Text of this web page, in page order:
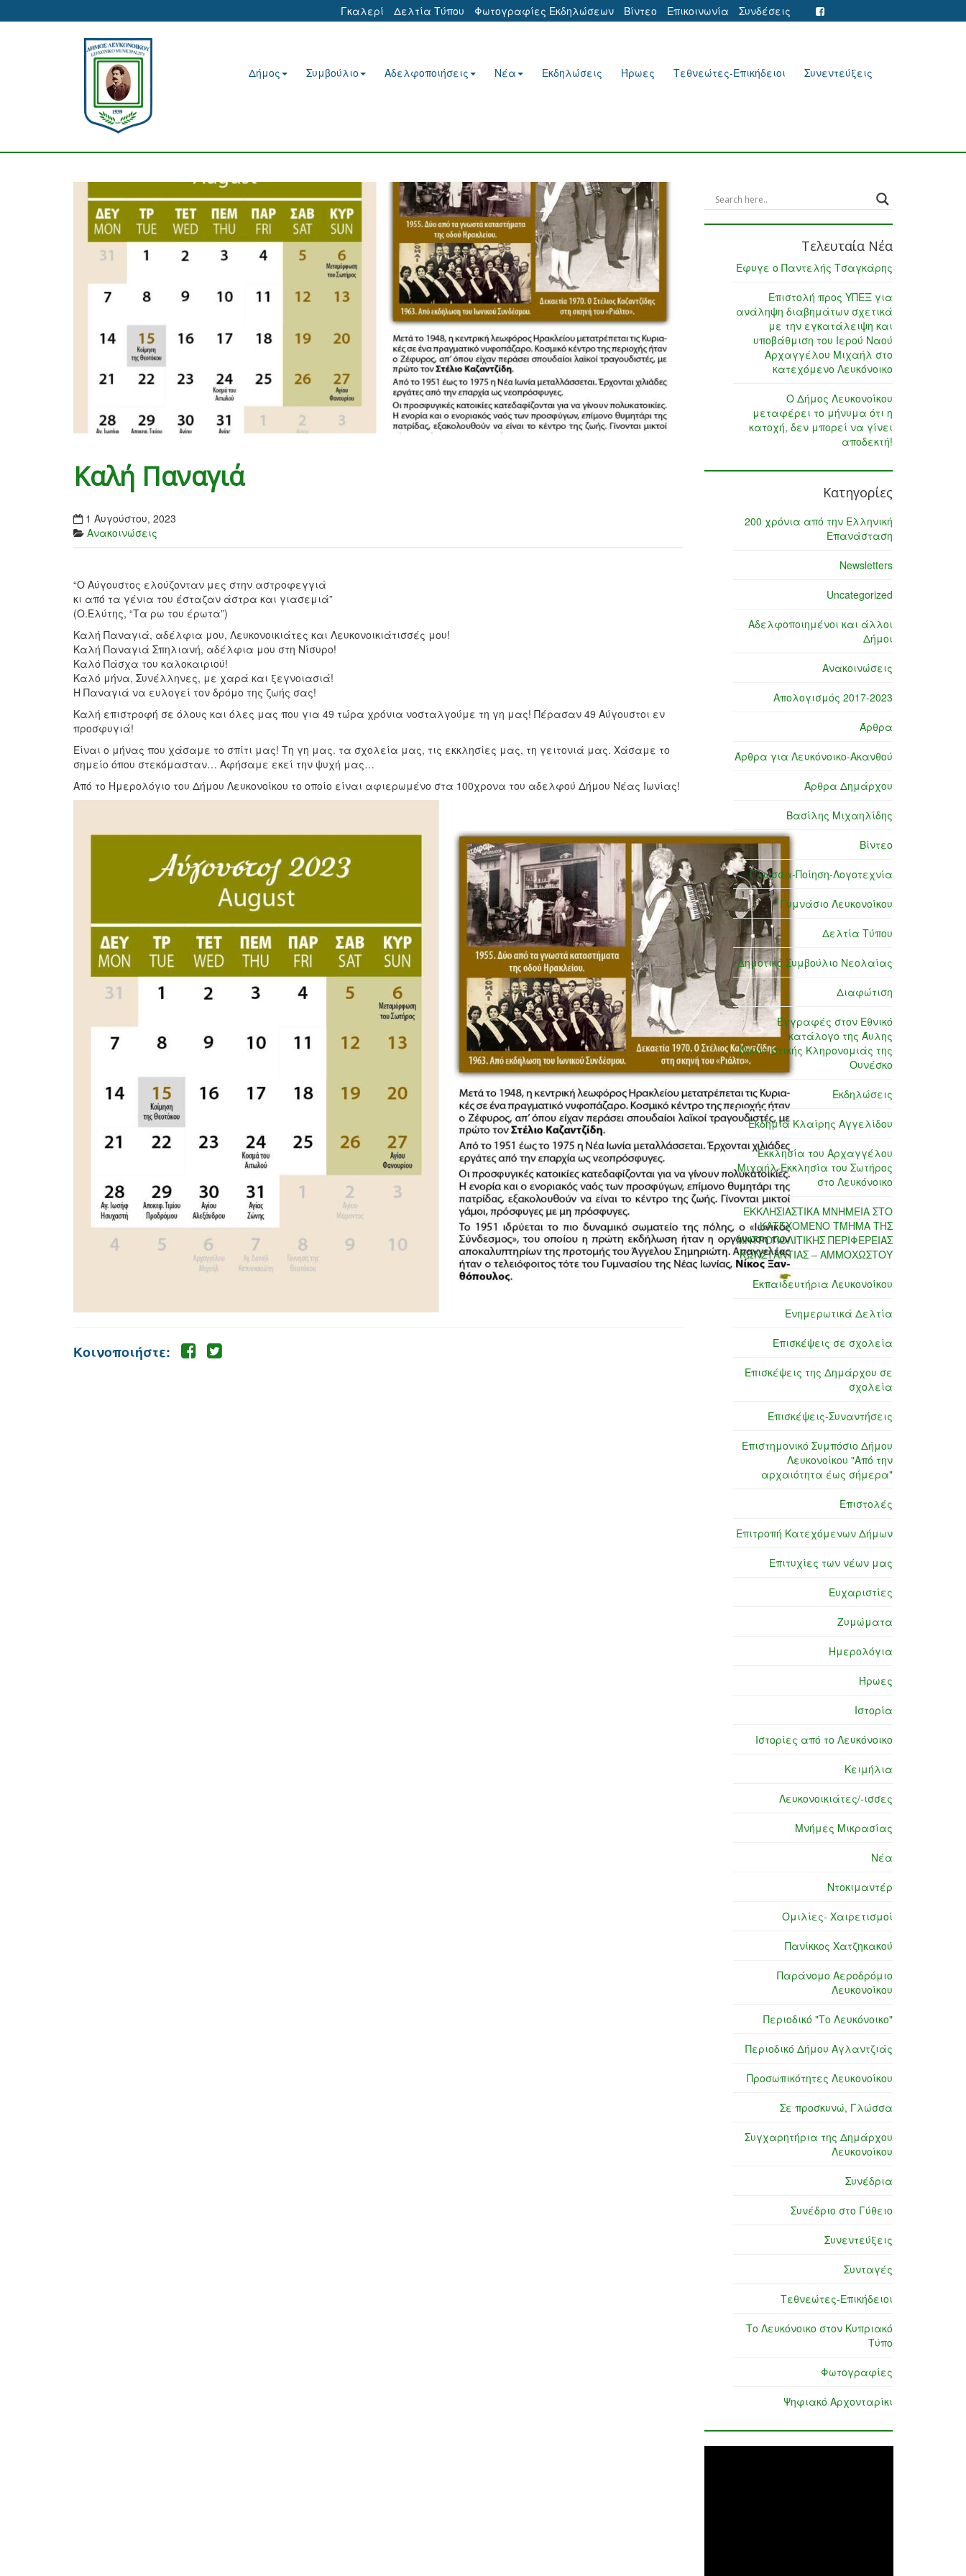
Γκαλερί Δελτία Τύπου Φωτογραφίες Εκδηλώσεων Βίντεο Επικοινωνία Συνδέσεις
Δήμος Συμβούλιο Αδελφοποιήσεις Νέα Εκδηλώσεις Ήρωες Τεθνεώτες-Επικήδειοι Συνεντεύξεις
Καλή Παναγιά
1 Αυγούστου, 2023
Ανακοινώσεις
“Ο Αύγουστος ελούζονταν μες στην αστροφεγγιά
κι από τα γένια του έσταζαν άστρα και γιασεμιά”
(Ο.Ελύτης, “Τα ρω του έρωτα”)
Καλή Παναγιά, αδέλφια μου, Λευκονοικιάτες και Λευκονοικιάτισσές μου!
Καλή Παναγιά Σπηλιανή, αδέλφια μου στη Νίσυρο!
Καλό Πάσχα του καλοκαιριού!
Καλό μήνα, Συνέλληνες, με χαρά και ξεγνοιασιά!
Η Παναγιά να ευλογεί τον δρόμο της ζωής σας!
Καλή επιστροφή σε όλους και όλες μας που για 49 τώρα χρόνια νοσταλγούμε τη γη μας! Πέρασαν 49 Αύγουστοι εν
προσφυγιά!
Είναι ο μήνας που χάσαμε το σπίτι μας! Τη γη μας. τα σχολεία μας, τις εκκλησίες μας, τη γειτονιά μας. Χάσαμε το
σημείο όπου στεκόμασταν… Αφήσαμε εκεί την ψυχή μας…
Από το Ημερολόγιο του Δήμου Λευκονοίκου το οποίο είναι αφιερωμένο στα 100χρονα του αδελφού Δήμου Νέας Ιωνίας!
Κοινοποιήστε:
Τελευταία Νέα
Έφυγε ο Παντελής Τσαγκάρης
Επιστολή προς ΥΠΕΞ για
ανάληψη διαβημάτων σχετικά
με την εγκατάλειψη και
υποβάθμιση του Ιερού Ναού
Αρχαγγέλου Μιχαήλ στο
κατεχόμενο Λευκόνοικο
Ο Δήμος Λευκονοίκου
μεταφέρει το μήνυμα ότι η
κατοχή, δεν μπορεί να γίνει
αποδεκτή!
Κατηγορίες
200 χρόνια από την Ελληνική
Επανάσταση
Newsletters
Uncategorized
Αδελφοποιημένοι και άλλοι
Δήμοι
Ανακοινώσεις
Απολογισμός 2017-2023
Άρθρα
Άρθρα για Λευκόνοικο-Ακανθού
Άρθρα Δημάρχου
Βασίλης Μιχαηλίδης
Βίντεο
Γλώσσα-Ποίηση-Λογοτεχνία
Γυμνάσιο Λευκονοίκου
Δελτία Τύπου
Δημοτικό Συμβούλιο Νεολαίας
Διαφώτιση
Εγγραφές στον Εθνικό
κατάλογο της Άυλης
Πολιτιστικής Κληρονομιάς της
Ουνέσκο
Εκδηλώσεις
Εκδημία Κλαίρης Αγγελίδου
Εκκλησία του Αρχαγγέλου
Μιχαήλ-Εκκλησία του Σωτήρος
στο Λευκόνοικο
ΕΚΚΛΗΣΙΑΣΤΙΚΑ ΜΝΗΜΕΙΑ ΣΤΟ
ΚΑΤΕΧΟΜΕΝΟ ΤΜΗΜΑ ΤΗΣ
ΜΗΤΡΟΠΟΛΙΤΙΚΗΣ ΠΕΡΙΦΕΡΕΙΑΣ
ΚΩΝΣΤΑΝΤΙΑΣ – ΑΜΜΟΧΩΣΤΟΥ
Εκπαιδευτήρια Λευκονοίκου
Ενημερωτικά Δελτία
Επισκέψεις σε σχολεία
Επισκέψεις της Δημάρχου σε
σχολεία
Επισκέψεις-Συναντήσεις
Επιστημονικό Συμπόσιο Δήμου
Λευκονοίκου "Από την
αρχαιότητα έως σήμερα"
Επιστολές
Επιτροπή Κατεχόμενων Δήμων
Επιτυχίες των νέων μας
Ευχαριστίες
Ζυμώματα
Ημερολόγια
Ήρωες
Ιστορία
Ιστορίες από το Λευκόνοικο
Κειμήλια
Λευκονοικιάτες/-ισσες
Μνήμες Μικρασίας
Νέα
Ντοκιμαντέρ
Ομιλίες- Χαιρετισμοί
Πανίκκος Χατζηκακού
Παράνομο Αεροδρόμιο
Λευκονοίκου
Περιοδικό "Το Λευκόνοικο"
Περιοδικό Δήμου Αγλαντζιάς
Προσωπικότητες Λευκονοίκου
Σε προσκυνώ, Γλώσσα
Συγχαρητήρια της Δημάρχου
Λευκονοίκου
Συνέδρια
Συνέδριο στο Γύθειο
Συνεντεύξεις
Συνταγές
Τεθνεώτες-Επικήδειοι
Το Λευκόνοικο στον Κυπριακό
Τύπο
Φωτογραφίες
Ψηφιακό Αρχονταρίκι